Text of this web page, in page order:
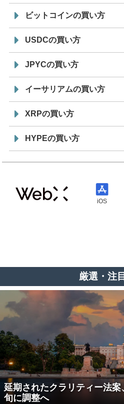
ビットコインの買い方
USDCの買い方
JPYCの買い方
イーサリアムの買い方
XRPの買い方
HYPEの買い方
iOS
厳選・注
延期されたクラリティー法
旬に調整へ